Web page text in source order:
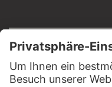
Impressum
Datenschutz
Copyright © 2026 Städel